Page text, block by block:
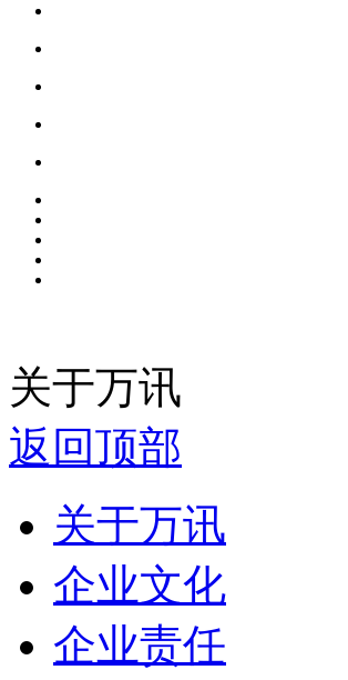
关于万讯
返回顶部
关于万讯
企业文化
企业责任